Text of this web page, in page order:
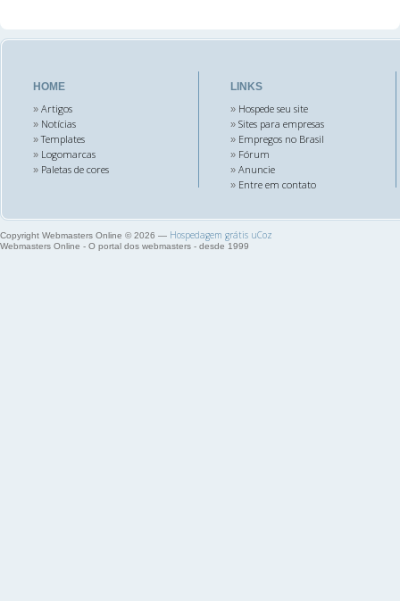
HOME
» Artigos
» Notícias
»Templates
» Logomarcas
» Paletas de cores
LINKS
» Hospede seu site
» Sites para empresas
» Empregos no Brasil
» Fórum
» Anuncie
» Entre em contato
Copyright Webmasters Online © 2026 — Hospedagem grátis uCoz
Webmasters Online - O portal dos webmasters - desde 1999